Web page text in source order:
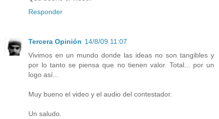
Responder
Tercera Opinión 14/8/09 11:07
Vivimos en un mundo donde las ideas no son tangibles y
por lo tanto se piensa que no tienen valor. Total... por un
logo así...
Muy bueno el video y el audio del contestador.
Un saludo.